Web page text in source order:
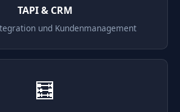
TAPI & CRM
und Kundenmanagement
🧮